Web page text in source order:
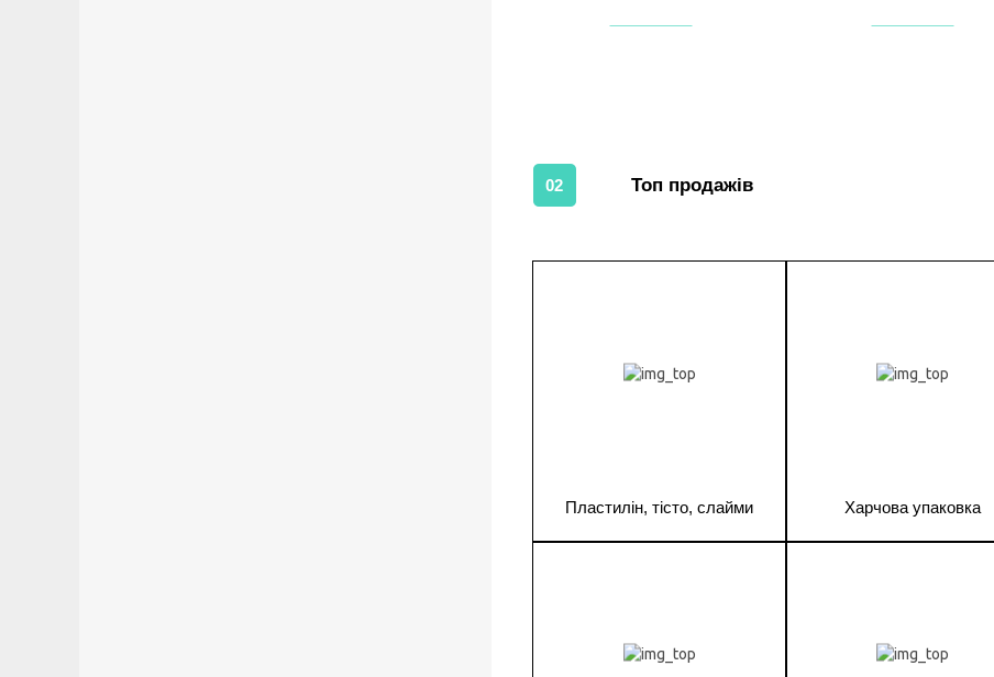
02 Топ продажів
Пластилін, тісто, слайми Харчова упаковка